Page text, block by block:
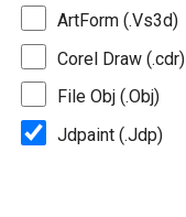
ArtForm (.Vs3d)
Corel Draw (.cdr)
File Obj (.Obj)
Jdpaint (.Jdp)